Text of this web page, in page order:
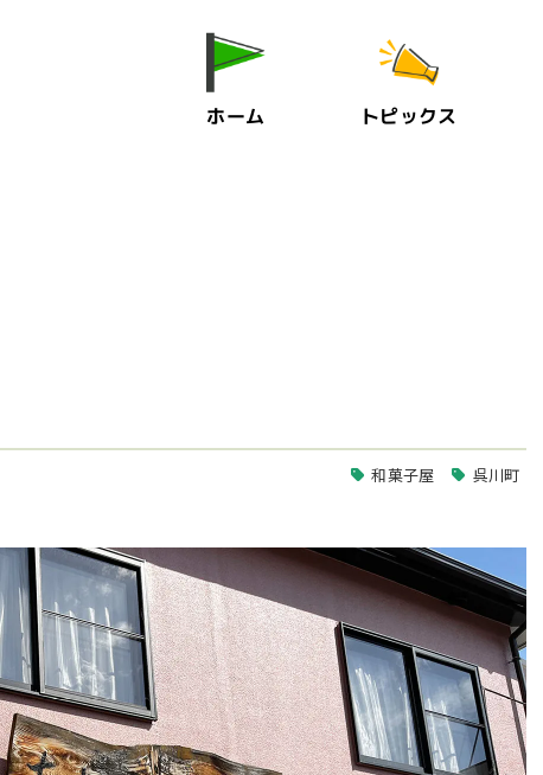
ホーム トピックス
和菓子屋 呉川町